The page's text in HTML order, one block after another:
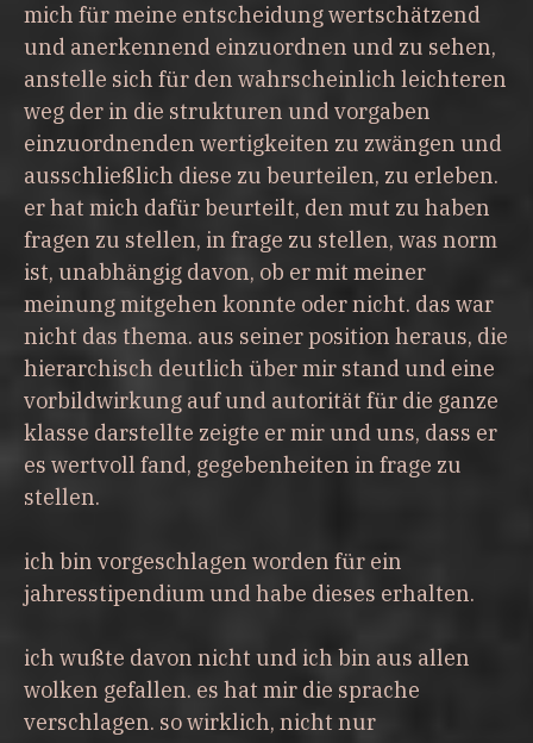
mich für meine entscheidung wertschätzend
und anerkennend einzuordnen und zu sehen,
anstelle sich für den wahrscheinlich leichteren
weg der in die strukturen und vorgaben
einzuordnenden wertigkeiten zu zwängen und
ausschließlich diese zu beurteilen, zu erleben.
er hat mich dafür beurteilt, den mut zu haben
fragen zu stellen, in frage zu stellen, was norm
ist, unabhängig davon, ob er mit meiner
meinung mitgehen konnte oder nicht. das war
nicht das thema. aus seiner position heraus, die
hierarchisch deutlich über mir stand und eine
vorbildwirkung auf und autorität für die ganze
klasse darstellte zeigte er mir und uns, dass er
es wertvoll fand, gegebenheiten in frage zu
stellen.
ich bin vorgeschlagen worden für ein
jahresstipendium und habe dieses erhalten.
ich wußte davon nicht und ich bin aus allen
wolken gefallen. es hat mir die sprache
verschlagen. so wirklich, nicht nur